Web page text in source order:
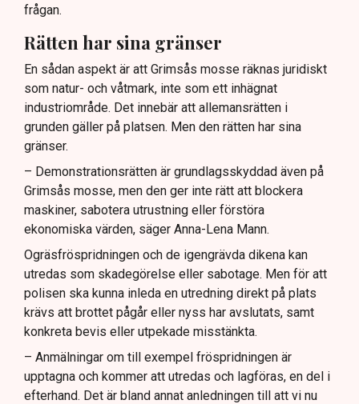
frågan.
Rätten har sina gränser
En sådan aspekt är att Grimsås mosse räknas juridiskt
som natur- och våtmark, inte som ett inhägnat
industriområde. Det innebär att allemansrätten i
grunden gäller på platsen. Men den rätten har sina
gränser.
– Demonstrationsrätten är grundlagsskyddad även på
Grimsås mosse, men den ger inte rätt att blockera
maskiner, sabotera utrustning eller förstöra
ekonomiska värden, säger Anna-Lena Mann.
Ogräsfröspridningen och de igengrävda dikena kan
utredas som skadegörelse eller sabotage. Men för att
polisen ska kunna inleda en utredning direkt på plats
krävs att brottet pågår eller nyss har avslutats, samt
konkreta bevis eller utpekade misstänkta.
– Anmälningar om till exempel fröspridningen är
upptagna och kommer att utredas och lagföras, en del i
efterhand. Det är bland annat anledningen till att vi nu